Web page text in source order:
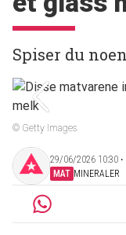
Spiser du
© Getty Images
29/06/2026 10:30 ‧
MAT MINERALER